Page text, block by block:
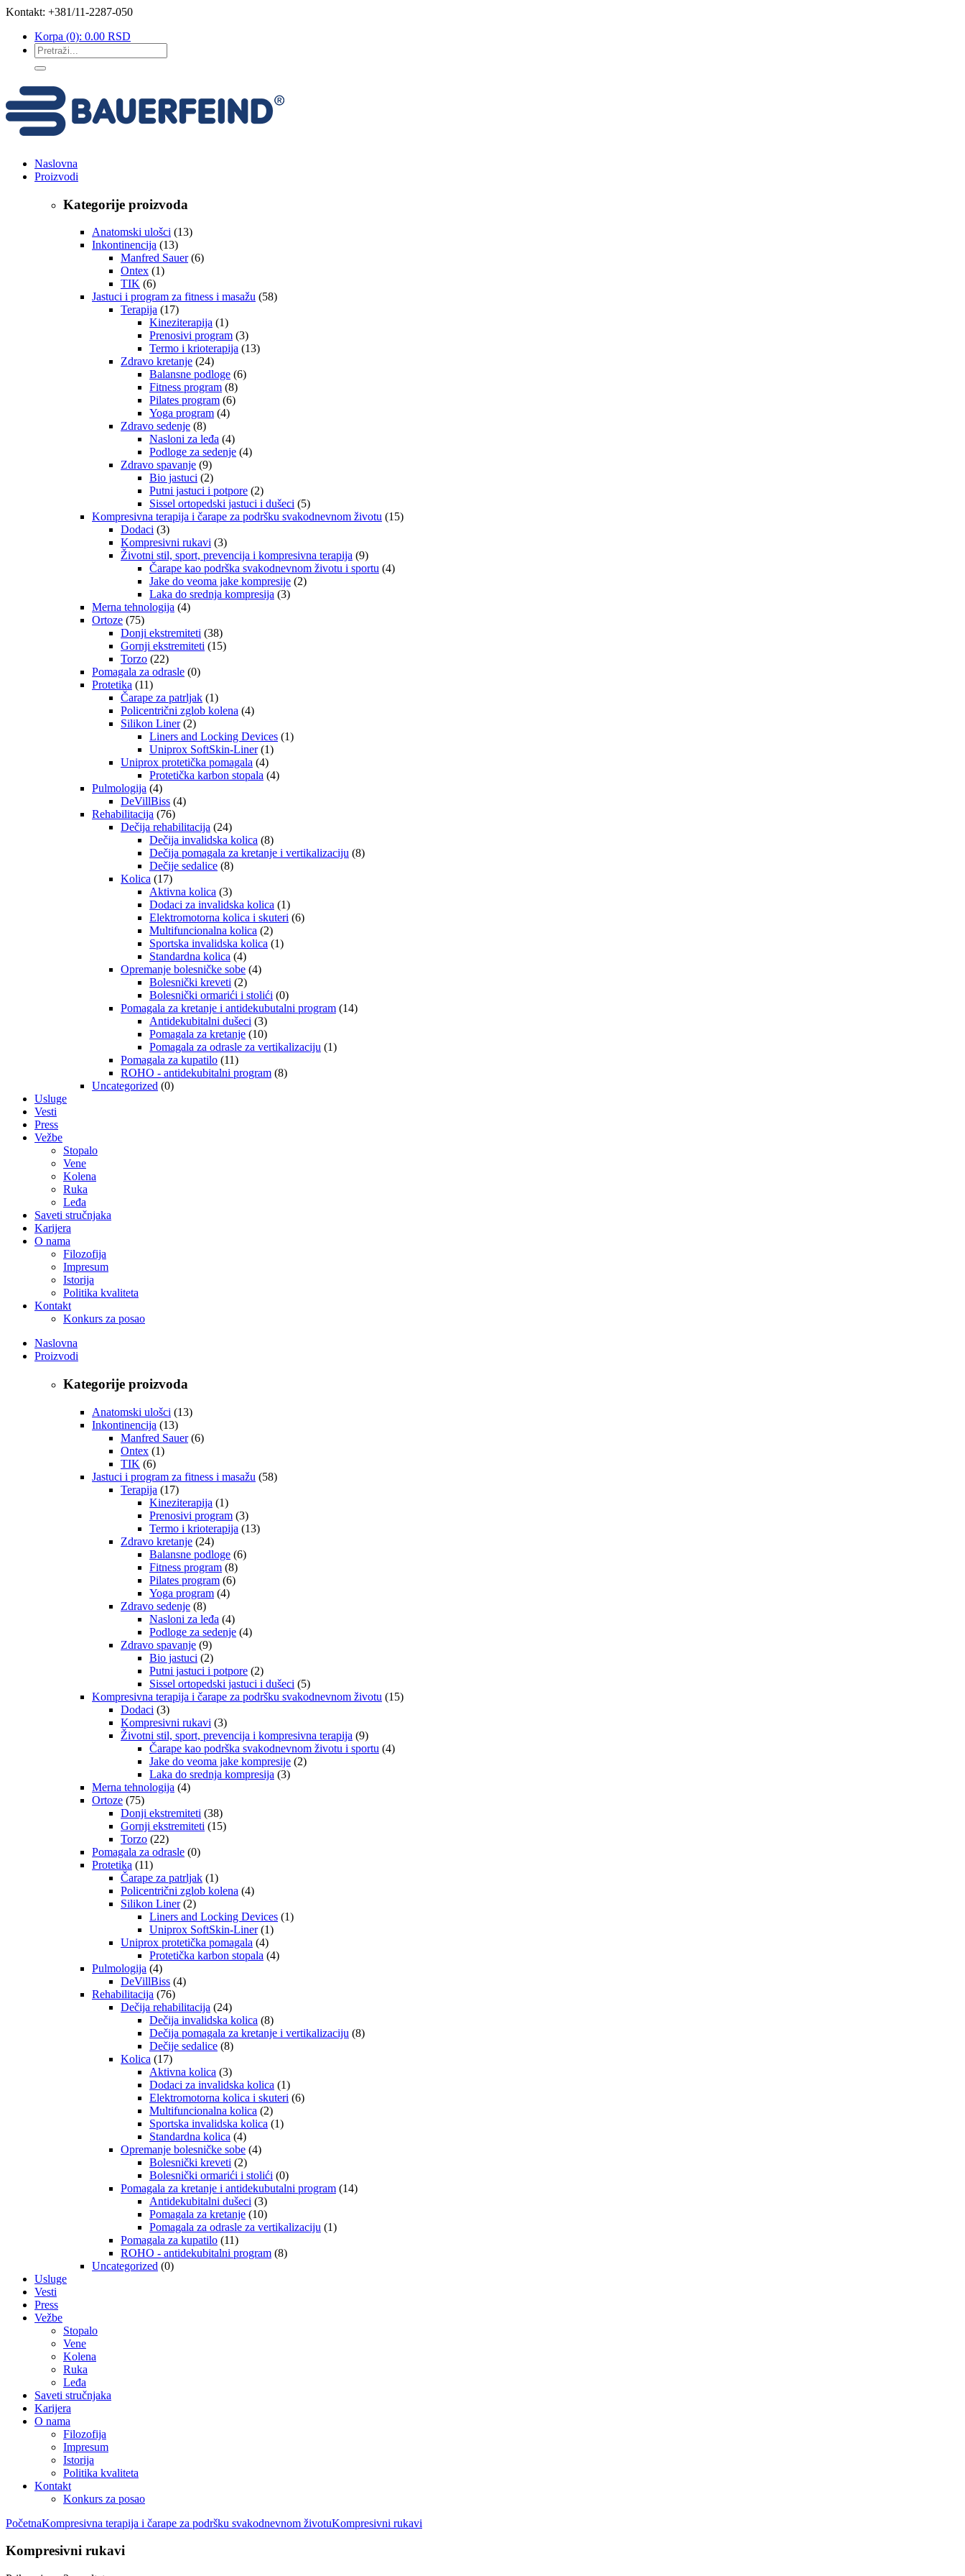
Kontakt: +381/11-2287-050
Korpa (0): 0.00 RSD
Naslovna
Proizvodi
Kategorije proizvoda
Anatomski ulošci (13)
Inkontinencija (13)
Manfred Sauer (6)
Ontex (1)
TIK (6)
Jastuci i program za fitness i masažu (58)
Terapija (17)
Kineziterapija (1)
Prenosivi program (3)
Termo i krioterapija (13)
Zdravo kretanje (24)
Balansne podloge (6)
Fitness program (8)
Pilates program (6)
Yoga program (4)
Zdravo sedenje (8)
Nasloni za leđa (4)
Podloge za sedenje (4)
Zdravo spavanje (9)
Bio jastuci (2)
Putni jastuci i potpore (2)
Sissel ortopedski jastuci i dušeci (5)
Kompresivna terapija i čarape za podršku svakodnevnom životu (15)
Dodaci (3)
Kompresivni rukavi (3)
Životni stil, sport, prevencija i kompresivna terapija (9)
Čarape kao podrška svakodnevnom životu i sportu (4)
Jake do veoma jake kompresije (2)
Laka do srednja kompresija (3)
Merna tehnologija (4)
Ortoze (75)
Donji ekstremiteti (38)
Gornji ekstremiteti (15)
Torzo (22)
Pomagala za odrasle (0)
Protetika (11)
Čarape za patrljak (1)
Policentrični zglob kolena (4)
Silikon Liner (2)
Liners and Locking Devices (1)
Uniprox SoftSkin-Liner (1)
Uniprox protetička pomagala (4)
Protetička karbon stopala (4)
Pulmologija (4)
DeVillBiss (4)
Rehabilitacija (76)
Dečija rehabilitacija (24)
Dečija invalidska kolica (8)
Dečija pomagala za kretanje i vertikalizaciju (8)
Dečije sedalice (8)
Kolica (17)
Aktivna kolica (3)
Dodaci za invalidska kolica (1)
Elektromotorna kolica i skuteri (6)
Multifuncionalna kolica (2)
Sportska invalidska kolica (1)
Standardna kolica (4)
Opremanje bolesničke sobe (4)
Bolesnički kreveti (2)
Bolesnički ormarići i stolići (0)
Pomagala za kretanje i antidekubutalni program (14)
Antidekubitalni dušeci (3)
Pomagala za kretanje (10)
Pomagala za odrasle za vertikalizaciju (1)
Pomagala za kupatilo (11)
ROHO - antidekubitalni program (8)
Uncategorized (0)
Usluge
Vesti
Press
Vežbe
Stopalo
Vene
Kolena
Ruka
Leđa
Saveti stručnjaka
Karijera
O nama
Filozofija
Impresum
Istorija
Politika kvaliteta
Kontakt
Konkurs za posao
Naslovna
Proizvodi
Kategorije proizvoda
Anatomski ulošci (13)
Inkontinencija (13)
Manfred Sauer (6)
Ontex (1)
TIK (6)
Jastuci i program za fitness i masažu (58)
Terapija (17)
Kineziterapija (1)
Prenosivi program (3)
Termo i krioterapija (13)
Zdravo kretanje (24)
Balansne podloge (6)
Fitness program (8)
Pilates program (6)
Yoga program (4)
Zdravo sedenje (8)
Nasloni za leđa (4)
Podloge za sedenje (4)
Zdravo spavanje (9)
Bio jastuci (2)
Putni jastuci i potpore (2)
Sissel ortopedski jastuci i dušeci (5)
Kompresivna terapija i čarape za podršku svakodnevnom životu (15)
Dodaci (3)
Kompresivni rukavi (3)
Životni stil, sport, prevencija i kompresivna terapija (9)
Čarape kao podrška svakodnevnom životu i sportu (4)
Jake do veoma jake kompresije (2)
Laka do srednja kompresija (3)
Merna tehnologija (4)
Ortoze (75)
Donji ekstremiteti (38)
Gornji ekstremiteti (15)
Torzo (22)
Pomagala za odrasle (0)
Protetika (11)
Čarape za patrljak (1)
Policentrični zglob kolena (4)
Silikon Liner (2)
Liners and Locking Devices (1)
Uniprox SoftSkin-Liner (1)
Uniprox protetička pomagala (4)
Protetička karbon stopala (4)
Pulmologija (4)
DeVillBiss (4)
Rehabilitacija (76)
Dečija rehabilitacija (24)
Dečija invalidska kolica (8)
Dečija pomagala za kretanje i vertikalizaciju (8)
Dečije sedalice (8)
Kolica (17)
Aktivna kolica (3)
Dodaci za invalidska kolica (1)
Elektromotorna kolica i skuteri (6)
Multifuncionalna kolica (2)
Sportska invalidska kolica (1)
Standardna kolica (4)
Opremanje bolesničke sobe (4)
Bolesnički kreveti (2)
Bolesnički ormarići i stolići (0)
Pomagala za kretanje i antidekubutalni program (14)
Antidekubitalni dušeci (3)
Pomagala za kretanje (10)
Pomagala za odrasle za vertikalizaciju (1)
Pomagala za kupatilo (11)
ROHO - antidekubitalni program (8)
Uncategorized (0)
Usluge
Vesti
Press
Vežbe
Stopalo
Vene
Kolena
Ruka
Leđa
Saveti stručnjaka
Karijera
O nama
Filozofija
Impresum
Istorija
Politika kvaliteta
Kontakt
Konkurs za posao
PočetnaKompresivna terapija i čarape za podršku svakodnevnom životuKompresivni rukavi
Kompresivni rukavi